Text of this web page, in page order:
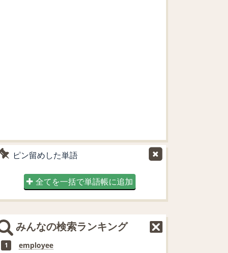
ピン留めした単語
全てを一括で単語帳に追加
みんなの検索ランキング
1 employee